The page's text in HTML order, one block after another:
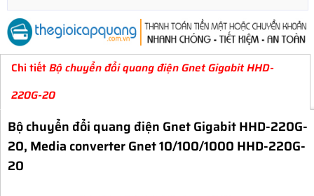
Chi tiếtBộ chuyển đổi quang điện Gnet Gigabit HHD-
220G-20
Bộ chuyển đổi quang điện Gnet Gigabit HHD-220G-
20, Media converter Gnet 10/100/1000 HHD-220G-
20